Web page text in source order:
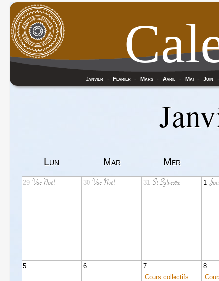
Janvier - Février - Mars - Avril - Mai - Juin
Lun Mar Mer
29 Vac Noël 30 Vac Noël 31 St Sylvestre 1
5 6
7
Cours collectifs
8